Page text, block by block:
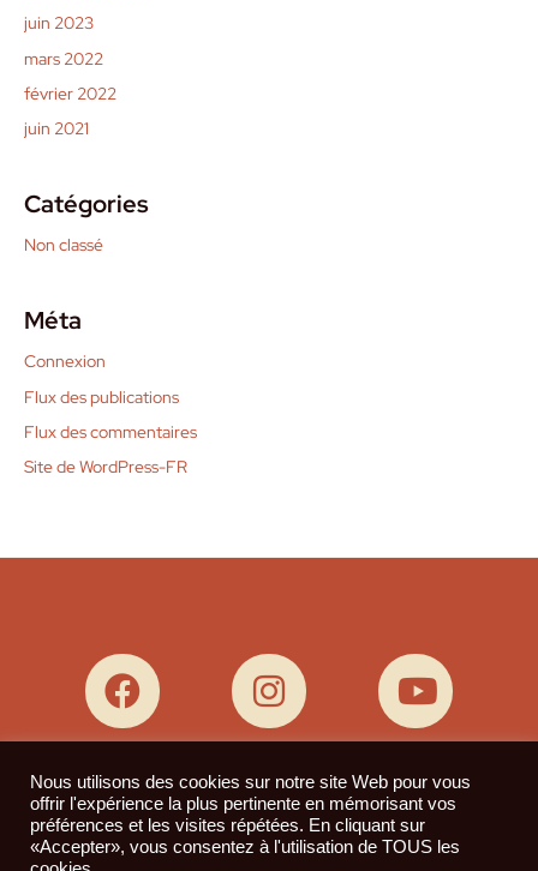
juin 2023
mars 2022
février 2022
juin 2021
Catégories
Non classé
Méta
Connexion
Flux des publications
Flux des commentaires
Site de WordPress-FR
Nous utilisons des cookies sur notre site Web pour vous
offrir l'expérience la plus pertinente en mémorisant vos
préférences et les visites répétées. En cliquant sur
«Accepter», vous consentez à l'utilisation de TOUS les